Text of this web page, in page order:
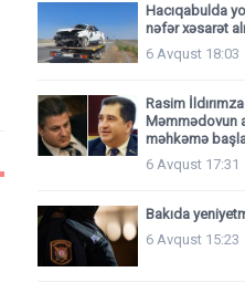
Hacıqabulda
nəfər xəsarət
6 Avqust 18:03
Rasim
Məmmədovun
məhkəmə
6 Avqust 17:31
Bakıda
6 Avqust 15:23